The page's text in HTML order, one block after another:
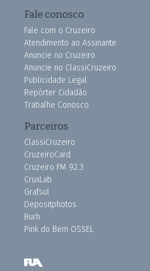
Fale conosco
Fale com o Cruzeiro
Atendimento ao Assinante
Anuncie no Cruzeiro
Anuncie no ClassiCruzeiro
Publicidade Legal
Repórter Cidadão
Trabalhe Conosco
Parceiros
ClassiCruzeiro
CruzeiroCard
Cruzeiro FM 92.3
CruxLab
Grafsul
Depositphotos
Burh
Pink do Bem OSSEL